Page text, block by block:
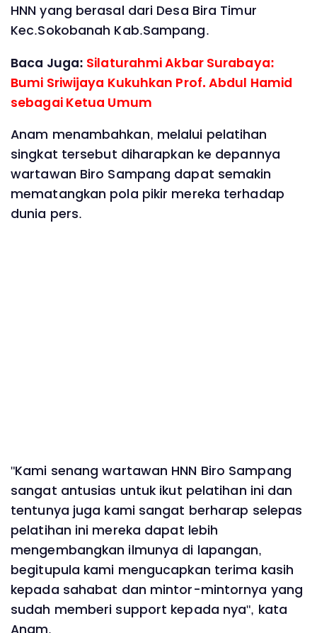
HNN yang berasal dari Desa Bira Timur
Kec.Sokobanah Kab.Sampang.
Baca Juga: Silaturahmi Akbar Surabaya:
Bumi Sriwijaya Kukuhkan Prof. Abdul Hamid
sebagai Ketua Umum
Anam menambahkan, melalui pelatihan
singkat tersebut diharapkan ke depannya
wartawan Biro Sampang dapat semakin
mematangkan pola pikir mereka terhadap
dunia pers.
"Kami senang wartawan HNN Biro Sampang
sangat antusias untuk ikut pelatihan ini dan
tentunya juga kami sangat berharap selepas
pelatihan ini mereka dapat lebih
mengembangkan ilmunya di lapangan,
begitupula kami mengucapkan terima kasih
kepada sahabat dan mintor-mintornya yang
sudah memberi support kepada nya", kata